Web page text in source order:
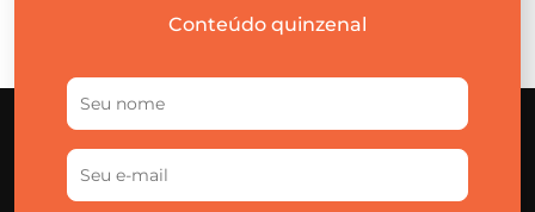
Conteúdo quinzenal